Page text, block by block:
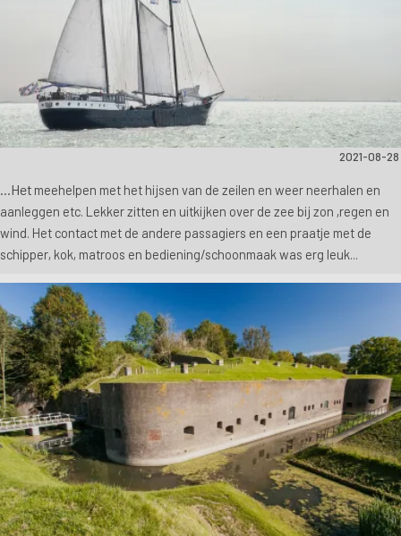
2021-08-28
...Het meehelpen met het hijsen van de zeilen en weer neerhalen en
aanleggen etc. L ekker zitten en uitkijken over de zee bij zon ,regen en
wind. Het contact met de andere passagiers en een praatje met de
schipper, kok, matroos en bediening/schoonmaak was erg leuk...